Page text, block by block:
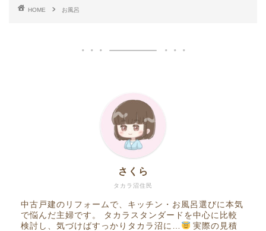
HOME お風呂
タカラ沼住民
さくら
中古戸建のリフォームで、キッチン・お風呂選びに本気
で悩んだ主婦です。 タカラスタンダードを中心に比較
検討し、気づけばすっかりタカラ沼に…
実際の見積